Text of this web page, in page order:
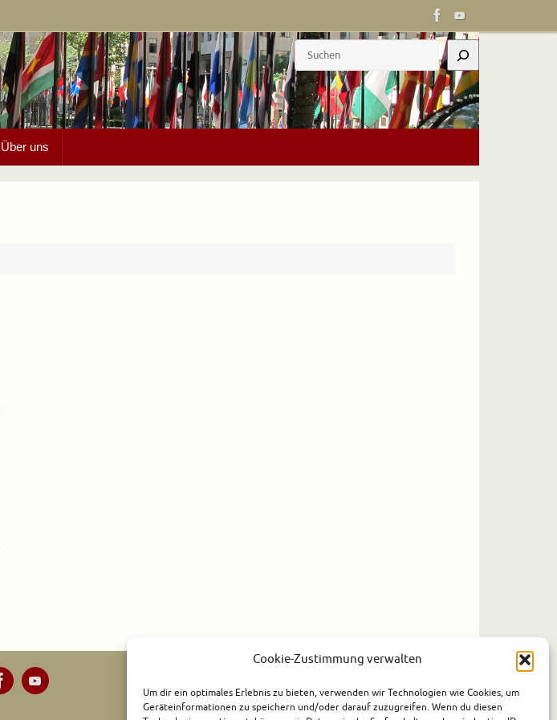
Cookie-Zustimmung verwalten
Um dir ein optimales Erlebnis zu bieten, verwenden wir Technologien wie Cookies, um
Geräteinformationen zu speichern und/oder darauf zuzugreifen. Wenn du diesen
Suchen
Über uns
Präsentiert von Tempera&WordPress.